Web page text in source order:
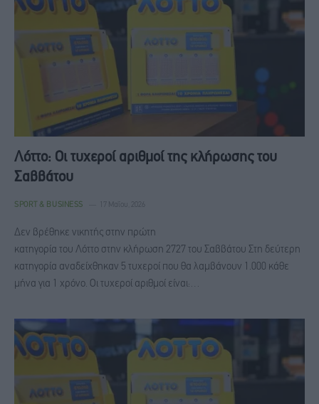
Λόττο: Οι τυχεροί αριθμοί της κλήρωσης του
Σαββάτου
SPORT & BUSINESS 17 Μαΐου, 2026
Δεν βρέθηκε νικητής στην πρώτη
κατηγορία του Λόττο στην κλήρωση 2727 του Σαββάτου Στη δεύτερη
κατηγορία αναδείχθηκαν 5 τυχεροί που θα λαμβάνουν 1.000 κάθε
μήνα για 1 χρόνο. Οι τυχεροί αριθμοί είναι:…